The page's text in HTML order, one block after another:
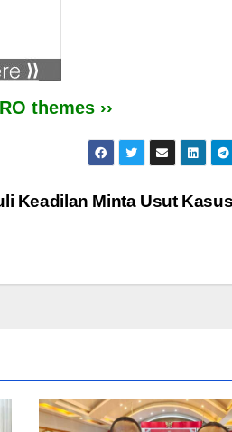
themes ››
Keadilan Minta Usut